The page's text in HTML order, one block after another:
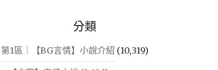
分類
第1區｜【BG言情】小說介紹 (10,319)